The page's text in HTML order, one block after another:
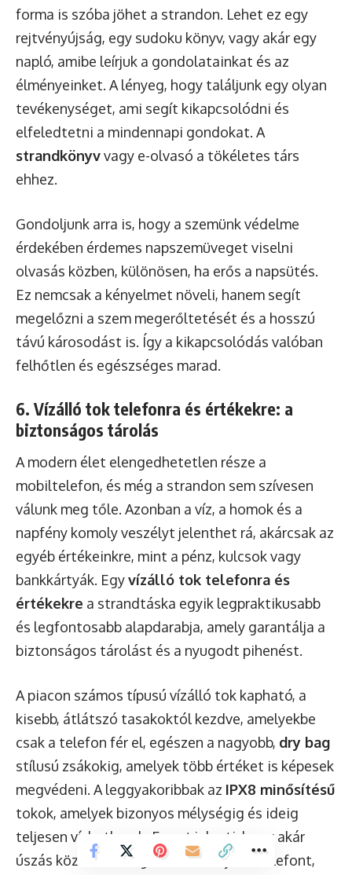
forma is szóba jöhet a strandon. Lehet ez egy
rejtvényújság, egy sudoku könyv, vagy akár egy
napló, amibe leírjuk a gondolatainkat és az
élményeinket. A lényeg, hogy találjunk egy olyan
tevékenységet, ami segít kikapcsolódni és
elfeledtetni a mindennapi gondokat. A
strandkönyvvagy e-olvasó a tökéletes társ
ehhez.
Gondoljunk arra is, hogy a szemünk védelme
érdekében érdemes napszemüveget viselni
olvasás közben, különösen, ha erős a napsütés.
Ez nemcsak a kényelmet növeli, hanem segít
megelőzni a szem megerőltetését és a hosszú
távú károsodást is. Így a kikapcsolódás valóban
felhőtlen és egészséges marad.
6. Vízálló tok telefonra és értékekre: a
biztonságos tárolás
A modern élet elengedhetetlen része a
mobiltelefon, és még a strandon sem szívesen
válunk meg tőle. Azonban a víz, a homok és a
napfény komoly veszélyt jelenthet rá, akárcsak az
egyéb értékeinkre, mint a pénz, kulcsok vagy
bankkártyák. Egyvízálló tok telefonra és
értékekre a strandtáska egyik legpraktikusabb
és legfontosabb alapdarabja, amely garantálja a
biztonságos tárolást és a nyugodt pihenést.
A piacon számos típusú vízálló tok kapható, a
kisebb, átlátszó tasakoktól kezdve, amelyekbe
csak a telefon fér el, egészen a nagyobb, dry bag
stílusú zsákokig, amelyek több értéket is képesek
megvédeni. A leggyakoribbak az IPX8 minősítésű
tokok, amelyek bizonyos mélységig és ideig
teljesen vízhatlanok. Ez azt jelenti, hogy akár
úszás közben is magunkkal vihetjük a telefont,